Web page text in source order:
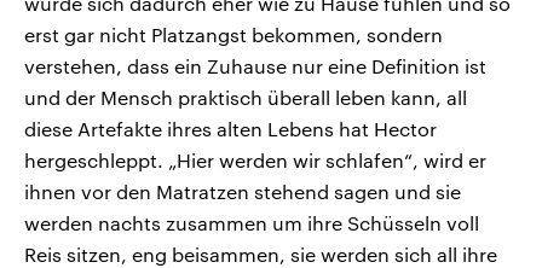
erst gar nicht Platzangst bekommen, sondern
verstehen, dass ein Zuhause nur eine Definition ist
und der Mensch praktisch überall leben kann, all
diese Artefakte ihres alten Lebens hat Hector
hergeschleppt. „Hier werden wir schlafen“, wird er
ihnen vor den Matratzen stehend sagen und sie
werden nachts zusammen um ihre Schüsseln voll
Reis sitzen, eng beisammen, sie werden sich all ihre